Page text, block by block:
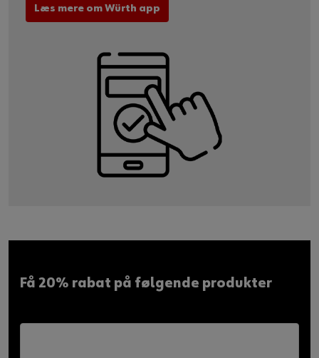
Læs mere om Würth app
Få 20% rabat på følgende produkter